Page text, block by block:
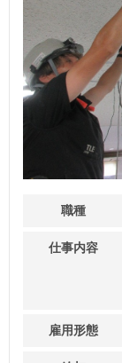
職種
仕事内容
雇用形態